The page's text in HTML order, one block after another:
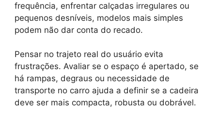
frequência, enfrentar calçadas irregulares ou
pequenos desníveis, modelos mais simples
podem não dar conta do recado.
Pensar no trajeto real do usuário evita
frustrações. Avaliar se o espaço é apertado, se
há rampas, degraus ou necessidade de
transporte no carro ajuda a definir se a cadeira
deve ser mais compacta, robusta ou dobrável.